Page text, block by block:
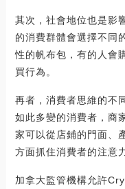
其次，社會地位也是影
的消費群體會選擇不同
性的帆布包，有的人會
買行為。
再者，消費者思維的不
如此多變的消費者，商
家可以從店鋪的門面、
方面抓住消費者的注意
加拿大監管機構允許